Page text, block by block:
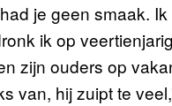
je geen smaak.
ik op
zijn ouders op
van, hij zuipt te